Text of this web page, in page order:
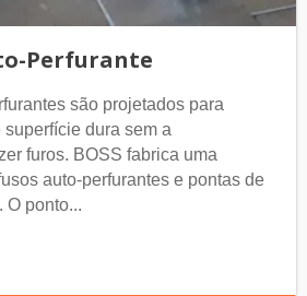
Perfurante
são projetados para
dura sem a
furos. BOSS fabrica uma
auto-perfurantes e pontas de
O ponto...